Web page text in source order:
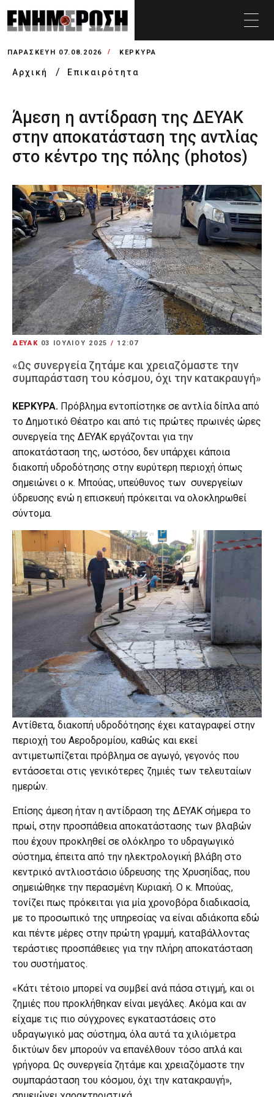
ΠΑΡΑΣΚΕΥΉ 07.08.2026 ΚΕΡΚΥΡΑ
Αρχική Επικαιρότητα
Άμεση η αντίδραση της ΔΕΥΑΚ
στην αποκατάσταση της αντλίας
στο κέντρο της πόλης (photos)
ΔΕΥΑΚ 03 ΙΟΥΛΊΟΥ 2025 / 12:07
«Ως συνεργεία ζητάμε και χρειαζόμαστε την
συμπαράσταση του κόσμου, όχι την κατακραυγή»
ΚΕΡΚΥΡΑ. Πρόβλημα εντοπίστηκε σε αντλία δίπλα από
το Δημοτικό Θέατρο και από τις πρώτες πρωινές ώρες
συνεργεία της ΔΕΥΑΚ εργάζονται για την
αποκατάσταση της, ωστόσο, δεν υπάρχει κάποια
διακοπή υδροδότησης στην ευρύτερη περιοχή όπως
σημειώνει ο κ. Μπούας, υπεύθυνος των συνεργείων
ύδρευσης ενώ η επισκευή πρόκειται να ολοκληρωθεί
σύντομα.
Αντίθετα, διακοπή υδροδότησης έχει καταγραφεί στην
περιοχή του Αεροδρομίου, καθώς και εκεί
αντιμετωπίζεται πρόβλημα σε αγωγό, γεγονός που
εντάσσεται στις γενικότερες ζημιές των τελευταίων
ημερών.
Επίσης άμεση ήταν η αντίδραση της ΔΕΥΑΚ σήμερα το
πρωί, στην προσπάθεια αποκατάστασης των βλαβών
που έχουν προκληθεί σε ολόκληρο το υδραγωγικό
σύστημα, έπειτα από την ηλεκτρολογική βλάβη στο
κεντρικό αντλιοστάσιο ύδρευσης της Χρυσηίδας, που
σημειώθηκε την περασμένη Κυριακή. Ο κ. Μπούας,
τονίζει πως πρόκειται για μία χρονοβόρα διαδικασία,
με το προσωπικό της υπηρεσίας να είναι αδιάκοπα εδώ
και πέντε μέρες στην πρώτη γραμμή, καταβάλλοντας
τεράστιες προσπάθειες για την πλήρη αποκατάσταση
του συστήματος.
«Κάτι τέτοιο μπορεί να συμβεί ανά πάσα στιγμή, και οι
ζημιές που προκλήθηκαν είναι μεγάλες. Ακόμα και αν
είχαμε τις πιο σύγχρονες εγκαταστάσεις στο
υδραγωγικό μας σύστημα, όλα αυτά τα χιλιόμετρα
δικτύων δεν μπορούν να επανέλθουν τόσο απλά και
γρήγορα. Ως συνεργεία ζητάμε και χρειαζόμαστε την
συμπαράσταση του κόσμου, όχι την κατακραυγή»,